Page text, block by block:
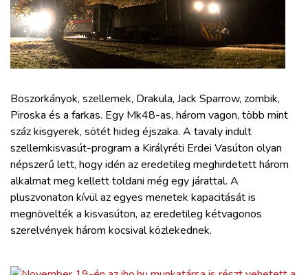
ELLÁTÁSI LÁNC
ZÖLDÚT
HAJÓZÁS
BLOG
ARCHÍVUM
WEBSHOP
Boszorkányok, szellemek, Drakula, Jack Sparrow, zombik,
Piroska és a farkas. Egy Mk48-as, három vagon, több mint
száz kisgyerek, sötét hideg éjszaka. A tavaly indult
szellemkisvasút-program a Királyréti Erdei Vasúton olyan
népszerű lett, hogy idén az eredetileg meghirdetett három
alkalmat meg kellett toldani még egy járattal. A
pluszvonaton kívül az egyes menetek kapacitását is
megnövelték a kisvasúton, az eredetileg kétvagonos
szerelvények három kocsival közlekednek.